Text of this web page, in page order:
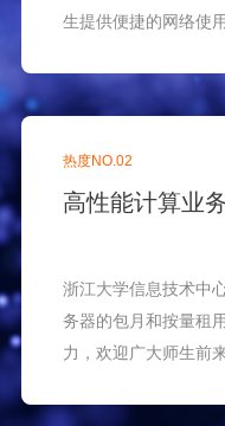
生提供便捷的网络使
热度NO.02
高性能计算业
浙江大学信息技术中
务器的包月和按量租
力，欢迎广大师生前